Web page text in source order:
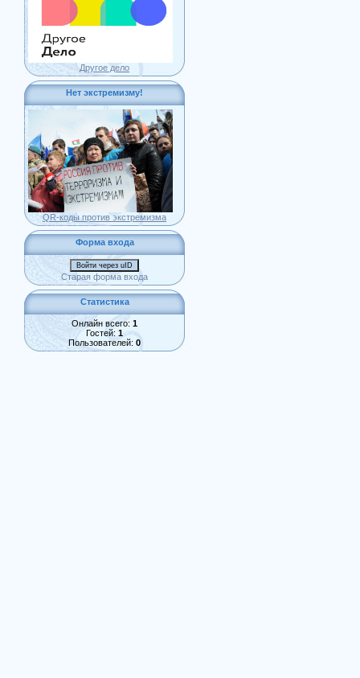
Другое дело
Нет экстремизму!
QR-коды против экстремизма
Форма входа
Войти через uID
Старая форма входа
Статистика
Онлайн всего: 1
Гостей: 1
Пользователей: 0